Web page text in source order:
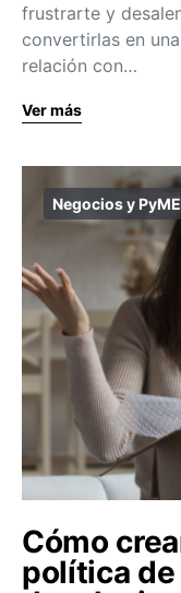
frustrarte y
convertirlas en
relación con…
Ver más
Negocios y
Cómo
política